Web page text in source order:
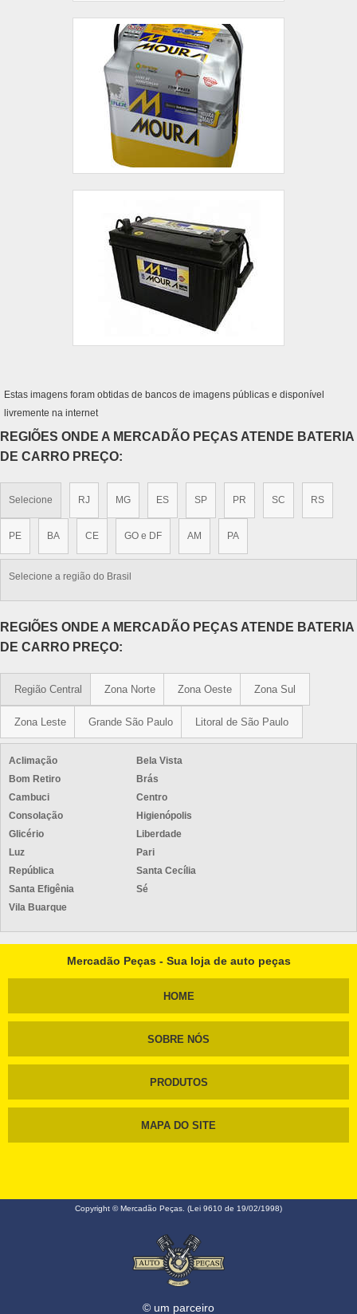
Estas imagens foram obtidas de bancos de imagens públicas e disponível
livremente na internet
REGIÕES ONDE A MERCADÃO PEÇAS ATENDE BATERIA
DE CARRO PREÇO:
Selecione RJ MG ES SP PR SC RS
PE BA CE GO e DF AM PA
Selecione a região do Brasil
REGIÕES ONDE A MERCADÃO PEÇAS ATENDE BATERIA
DE CARRO PREÇO:
Região Central Zona Norte Zona Oeste Zona Sul
Zona Leste Grande São Paulo Litoral de São Paulo
Aclimação
Bela Vista
Bom Retiro
Brás
Cambuci
Centro
Consolação
Higienópolis
Glicério
Liberdade
Luz
Pari
República
Santa Cecília
Santa Efigênia
Sé
Vila Buarque
Mercadão Peças - Sua loja de auto peças
HOME
SOBRE NÓS
PRODUTOS
MAPA DO SITE
Copyright © Mercadão Peças. (Lei 9610 de 19/02/1998)
© um parceiro